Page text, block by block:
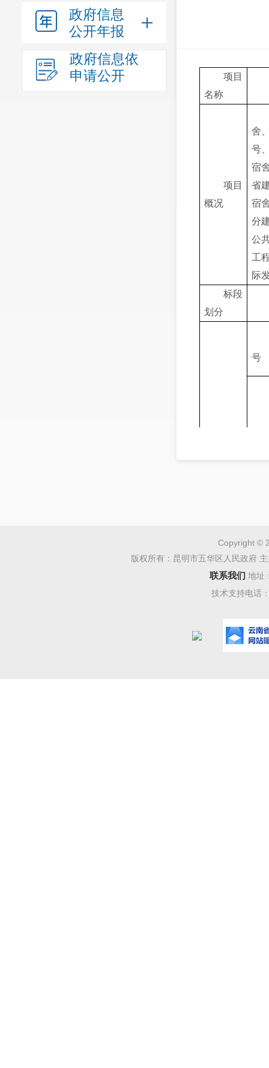
政府信息
公开年报
政府信息依
申请公开
项目
名称
项目
概况
舍
号
宿
省
宿
分
公
工
际
标段
划分
号
Copyright ©
版权所有：昆明市五华区人民政府
联系我们 地址
技术支持电话